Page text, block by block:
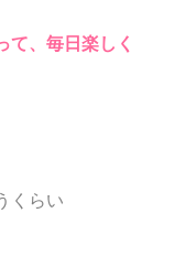
て、毎日楽しく
くらい